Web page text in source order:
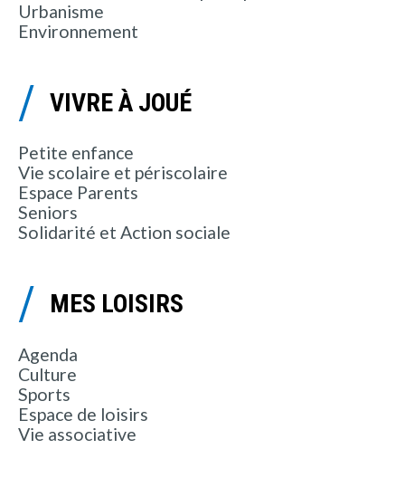
Urbanisme
Environnement
VIVRE À JOUÉ
Petite enfance
Vie scolaire et périscolaire
Espace Parents
Seniors
Solidarité et Action sociale
MES LOISIRS
Agenda
Culture
Sports
Espace de loisirs
Vie associative